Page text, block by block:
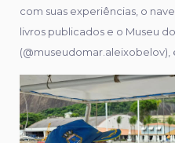
com suas experiências, o
livros publicados e o Museu
(@museudomar.aleixobelov),